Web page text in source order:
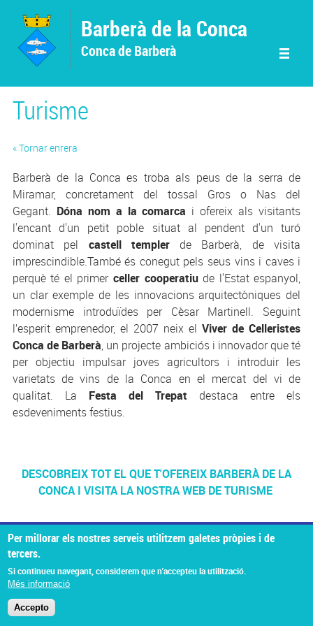
Barberà de la Conca
Conca de Barberà
Turisme
« Tornar enrera
Barberà de la Conca es troba als peus de la serra de
Miramar, concretament del tossal Gros o Nas del
Gegant. Dóna nom a la comarca i ofereix als visitants
l'encant d'un petit poble situat al pendent d'un turó
dominat pel castell templerde Barberà, de visita
imprescindible.També és conegut pels seus vins i caves i
perquè té el primer celler cooperatiu de l'Estat espanyol,
un clar exemple de les innovacions arquitectòniques del
modernisme introduïdes per Cèsar Martinell. Seguint
l’esperit emprenedor, el 2007 neix elViver de Celleristes
Conca de Barberà, un projecte ambiciós i innovador que té
per objectiu impulsar joves agricultors i introduir les
varietats de vins de la Conca en el mercat del vi de
qualitat. La Festa del Trepat
destaca entre els
esdeveniments festius.
DESCOBREIX TOT EL QUE T'OFEREIX BARBERÀ DE LA
CONCA I VISITA LA NOSTRA WEB DE TURISME
Per millorar els nostres serveis utilitzem galetes pròpies i de
tercers.
Si continueu navegant, considerem que n'accepteu la utilització.
Més informació
Accepto